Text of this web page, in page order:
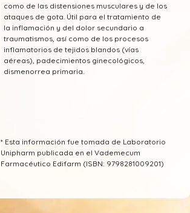
como de las distensiones musculares y de los
ataques de gota. Útil para el tratamiento de
la inflamación y del dolor secundario a
traumatismos, así como de los procesos
inflamatorios de tejidos blandos (vías
aéreas), padecimientos ginecológicos,
dismenorrea primaria.
* Esta información fue tomada de Laboratorio
Unipharm publicada en el Vademecum
Farmacéutico Edifarm (ISBN: 9798281009201)